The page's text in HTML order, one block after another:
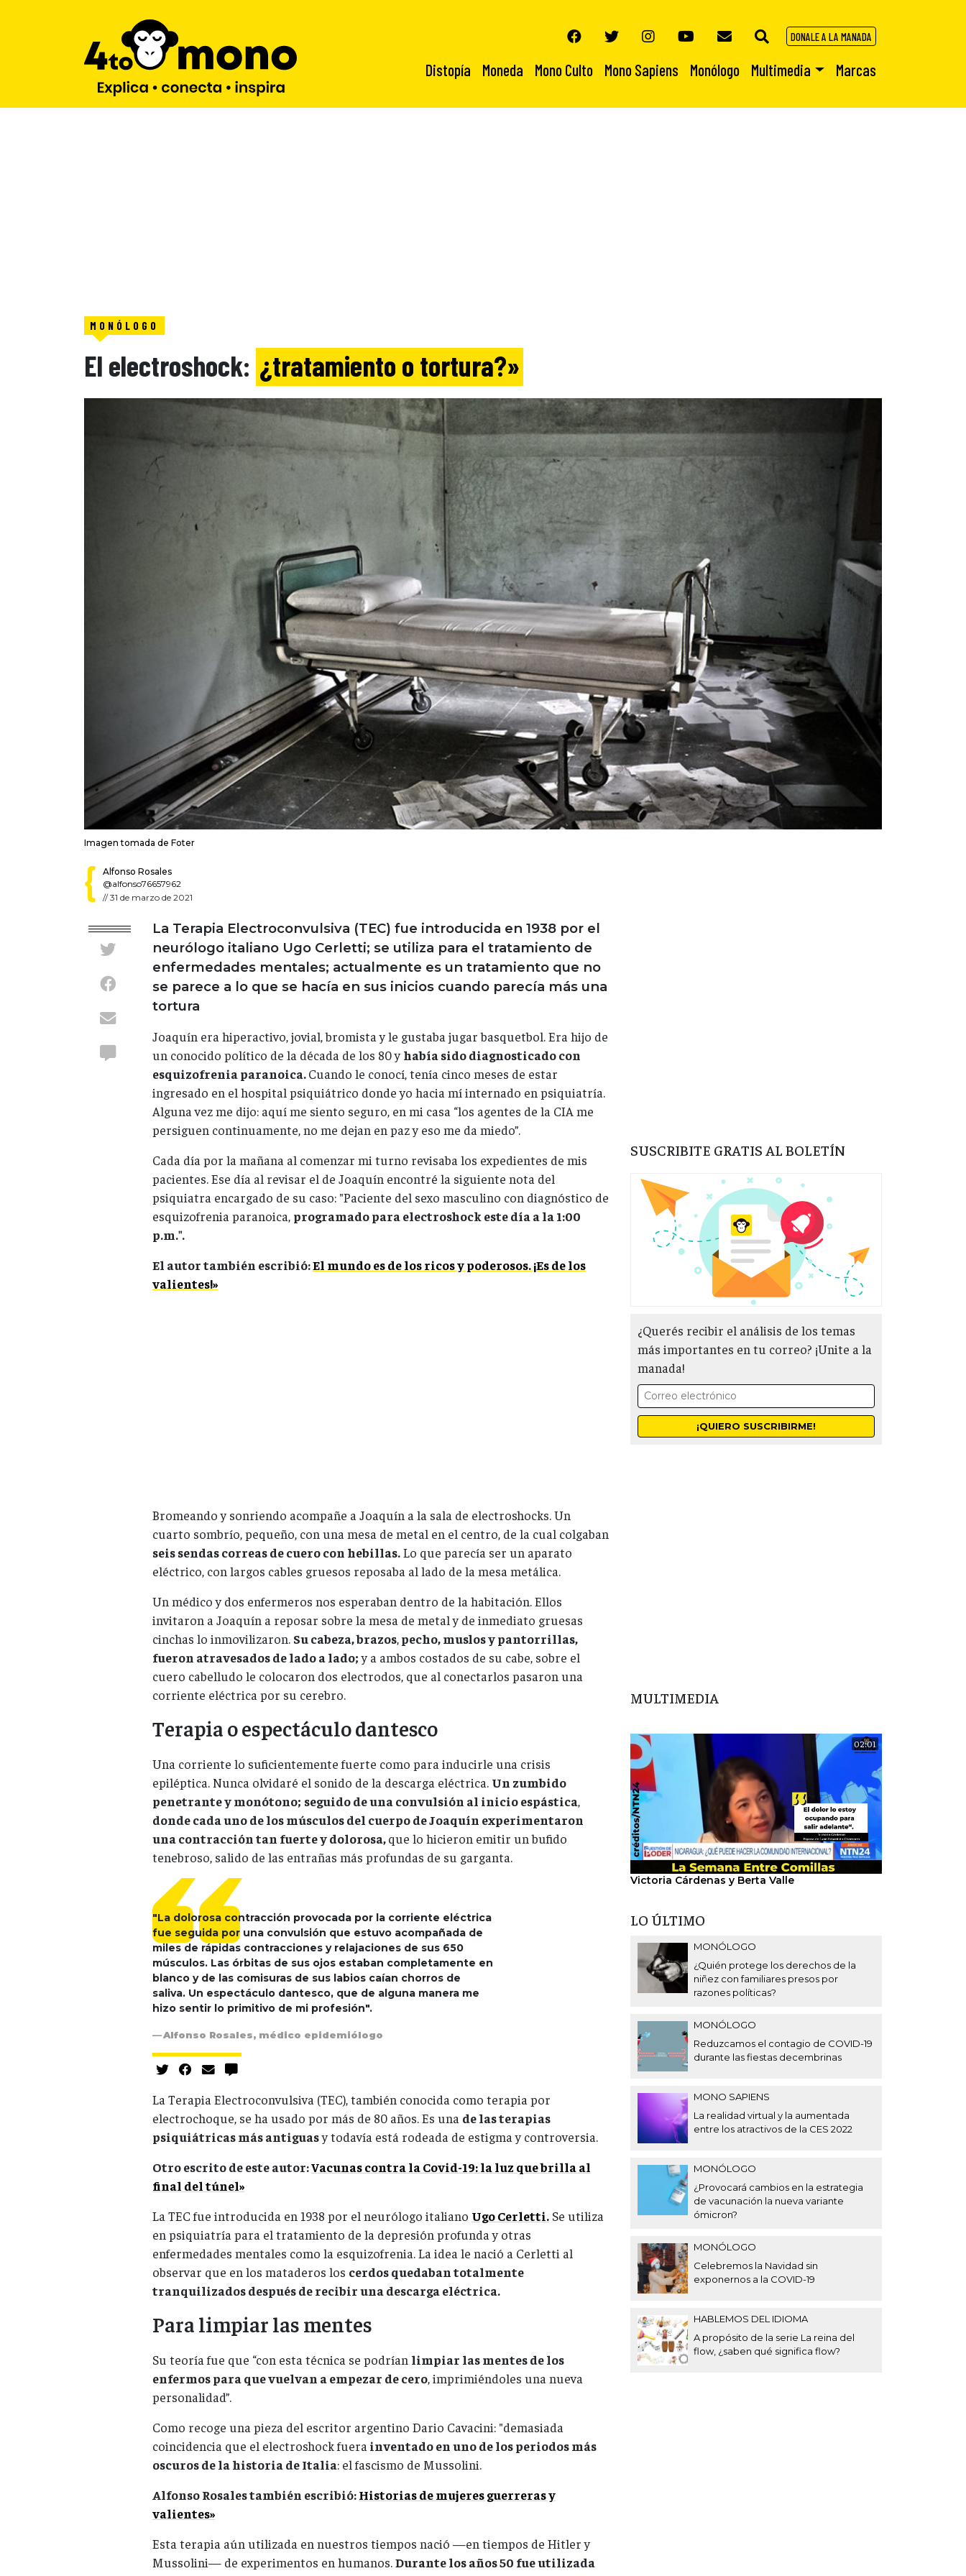
DONALE A LA MANADA
Distopía Moneda Mono Culto Mono Sapiens Monólogo Multimedia Marcas
MONÓLOGO
El electroshock: ¿tratamiento o tortura?»
Imagen tomada de Foter
Alfonso Rosales
@alfonso76657962
//31 de marzo de 2021
La Terapia Electroconvulsiva (TEC) fue introducida en 1938 por el
neurólogo italiano Ugo Cerletti; se utiliza para el tratamiento de
enfermedades mentales; actualmente es un tratamiento que no
se parece a lo que se hacía en sus inicios cuando parecía más una
tortura
Joaquín era hiperactivo, jovial, bromista y le gustaba jugar basquetbol. Era hijo de
un conocido político de la década de los 80 yhabía sido diagnosticado con
esquizofrenia paranoica.Cuando le conocí, tenía cinco meses de estar
ingresado en el hospital psiquiátrico donde yo hacia mí internado en psiquiatría.
Alguna vez me dijo: aquí me siento seguro, en mi casa “los agentes de la CIA me
persiguen continuamente, no me dejan en paz y eso me da miedo”.
Cada día por la mañana al comenzar mi turno revisaba los expedientes de mis
pacientes. Ese día al revisar el de Joaquín encontré la siguiente nota del
psiquiatra encargado de su caso: "Paciente del sexo masculino con diagnóstico de
esquizofrenia paranoica, programado para electroshock este día a la 1:00
p.m.".
El autor también escribió:El mundo es de los ricos y poderosos. ¡Es de los
valientes!»
Bromeando y sonriendo acompañe a Joaquín a la sala de electroshocks. Un
cuarto sombrío, pequeño, con una mesa de metal en el centro, de la cual colgaban
seis sendas correas de cuero con hebillas.Lo que parecía ser un aparato
eléctrico, con largos cables gruesos reposaba al lado de la mesa metálica.
Un médico y dos enfermeros nos esperaban dentro de la habitación. Ellos
invitaron a Joaquín a reposar sobre la mesa de metal y de inmediato gruesas
cinchas lo inmovilizaron. Su cabeza, brazos,pecho, muslos y pantorrillas,
fueron atravesados de lado a lado;y a ambos costados de su cabe, sobre el
cuero cabelludo le colocaron dos electrodos, que al conectarlos pasaron una
corriente eléctrica por su cerebro.
Terapia o espectáculo dantesco
Una corriente lo suficientemente fuerte como para inducirle una crisis
epiléptica. Nunca olvidaré el sonido de la descarga eléctrica. Un zumbido
penetrante y monótono; seguido de una convulsión al inicio espástica,
donde cada uno de los músculos del cuerpo de Joaquín experimentaron
una contracción tan fuerte y dolorosa,que lo hicieron emitir un bufido
tenebroso, salido de las entrañas más profundas de su garganta.
"La dolorosa contracción provocada por la corriente eléctrica
fue seguida por una convulsión que estuvo acompañada de
miles de rápidas contracciones y relajaciones de sus 650
músculos. Las órbitas de sus ojos estaban completamente en
blanco y de las comisuras de sus labios caían chorros de
saliva. Un espectáculo dantesco, que de alguna manera me
hizo sentir lo primitivo de mi profesión".
Alfonso Rosales, médico epidemiólogo
La Terapia Electroconvulsiva (TEC), también conocida como terapia por
electrochoque, se ha usado por más de 80 años. Es una de las terapias
psiquiátricas más antiguasy todavía está rodeada de estigma y controversia.
Otro escrito de este autor:Vacunas contra la Covid-19: la luz que brilla al
final del túnel»
La TEC fue introducida en 1938 por el neurólogo italiano Ugo Cerletti. Se utiliza
en psiquiatría para el tratamiento de la depresión profunda y otras
enfermedades mentales como la esquizofrenia. La idea le nació a Cerletti al
observar que en los mataderos los cerdos quedaban totalmente
tranquilizados después de recibir una descarga eléctrica.
Para limpiar las mentes
Su teoría fue que “con esta técnica se podrían limpiar las mentes de los
enfermos para que vuelvan a empezar de cero, imprimiéndoles una nueva
personalidad”.
Como recoge una pieza del escritor argentino Dario Cavacini: "demasiada
coincidencia que el electroshock fuera inventado en uno de los periodos más
oscuros de la historia de Italia: el fascismo de Mussolini.
Alfonso Rosales también escribió:Historias de mujeres guerreras y
valientes»
Esta terapia aún utilizada en nuestros tiempos nació —en tiempos de Hitler y
Mussolini— de experimentos en humanos.Durante los años 50 fue utilizada
SUSCRIBITE GRATIS AL BOLETÍN
¿Querés recibir el análisis de los temas
más importantes en tu correo? ¡Unite a la
manada!
MULTIMEDIA
02:01
Victoria Cárdenas y Berta Valle
LO ÚLTIMO
MONÓLOGO
¿Quién protege los derechos de la
niñez con familiares presos por
razones políticas?
MONÓLOGO
Reduzcamos el contagio de COVID-19
durante las fiestas decembrinas
MONO SAPIENS
La realidad virtual y la aumentada
entre los atractivos de la CES 2022
MONÓLOGO
¿Provocará cambios en la estrategia
de vacunación la nueva variante
ómicron?
MONÓLOGO
Celebremos la Navidad sin
exponernos a la COVID-19
HABLEMOS DEL IDIOMA
A propósito de la serie La reina del
flow, ¿saben qué significa flow?